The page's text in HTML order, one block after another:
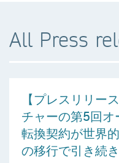
All Press
【プレスリリー
チャーの第5回オ
転換契約が世界
の移行で引き続